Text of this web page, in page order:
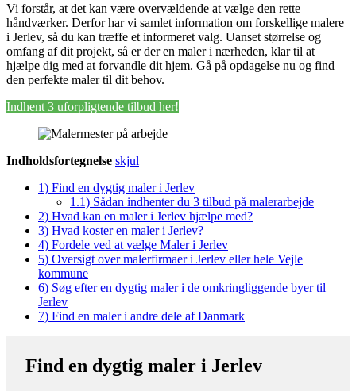
Vi forstår, at det kan være overvældende at vælge den rette
håndværker. Derfor har vi samlet information om forskellige malere
i Jerlev, så du kan træffe et informeret valg. Uanset størrelse og
omfang af dit projekt, så er der en maler i nærheden, klar til at
hjælpe dig med at forvandle dit hjem. Gå på opdagelse nu og find
den perfekte maler til dit behov.
Indhent 3 uforpligtende tilbud her!
Indholdsfortegnelse skjul
1) Find en dygtig maler i Jerlev
1.1) Sådan indhenter du 3 tilbud på malerarbejde
2) Hvad kan en maler i Jerlev hjælpe med?
3) Hvad koster en maler i Jerlev?
4) Fordele ved at vælge Maler i Jerlev
5) Oversigt over malerfirmaer i Jerlev eller hele Vejle
kommune
6) Søg efter en dygtig maler i de omkringliggende byer til
Jerlev
7) Find en maler i andre dele af Danmark
Find en dygtig maler i Jerlev